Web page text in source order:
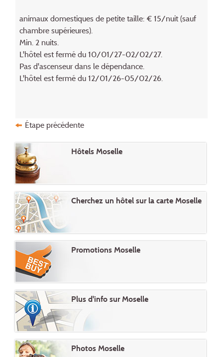
animaux domestiques de petite taille: € 15/nuit (sauf
chambre supérieures).
Min. 2 nuits.
L'hôtel est fermé du 10/01/27-02/02/27.
Pas d'ascenseur dans le dépendance.
L'hôtel est fermé du 12/01/26-05/02/26.
Étape précédente
Hôtels Moselle
Cherchez un hôtel sur la carte Moselle
Promotions Moselle
Plus d'info sur Moselle
Photos Moselle